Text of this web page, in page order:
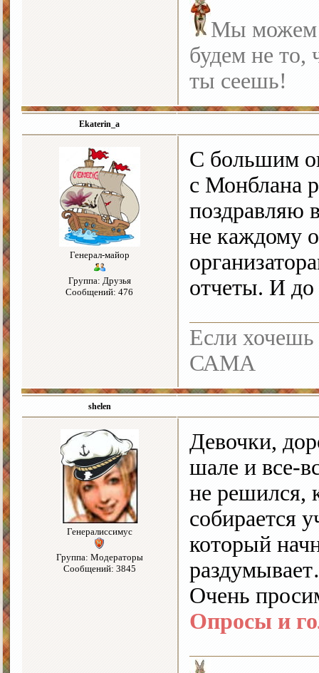
Мы можем
будем не то,
ты сеешь!
Ekaterin_a
Генерал-майор
Группа: Друзья
Сообщений: 476
C большим
с Монблана
поздравляю
не каждому
отчеты. И
Если хочешь
САМА
shelen
Генералиссимус
Группа: Модераторы
Сообщений: 3845
Девочки,
шале и все-
не решился,
собирается
который
Очень
Опросы и